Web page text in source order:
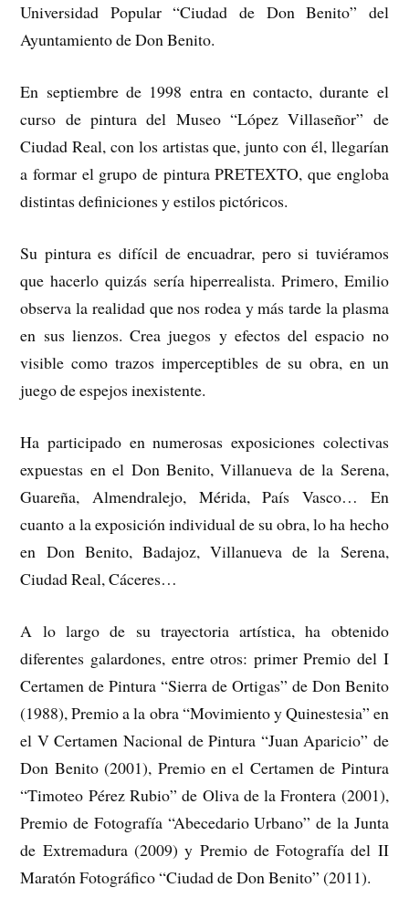
Universidad Popular “Ciudad de Don Benito” del
Ayuntamiento de Don Benito.
En septiembre de 1998 entra en contacto, durante el
curso de pintura del Museo “López Villaseñor” de
Ciudad Real, con los artistas que, junto con él, llegarían
a formar el grupo de pintura PRETEXTO, que engloba
distintas definiciones y estilos pictóricos.
Su pintura es difícil de encuadrar, pero si tuviéramos
que hacerlo quizás sería hiperrealista. Primero, Emilio
observa la realidad que nos rodea y más tarde la plasma
en sus lienzos. Crea juegos y efectos del espacio no
visible como trazos imperceptibles de su obra, en un
juego de espejos inexistente.
Ha participado en numerosas exposiciones colectivas
expuestas en el Don Benito, Villanueva de la Serena,
Guareña, Almendralejo, Mérida, País Vasco… En
cuanto a la exposición individual de su obra, lo ha hecho
en Don Benito, Badajoz, Villanueva de la Serena,
Ciudad Real, Cáceres…
A lo largo de su trayectoria artística, ha obtenido
diferentes galardones, entre otros: primer Premio del I
Certamen de Pintura “Sierra de Ortigas” de Don Benito
(1988), Premio a la obra “Movimiento y Quinestesia” en
el V Certamen Nacional de Pintura “Juan Aparicio” de
Don Benito (2001), Premio en el Certamen de Pintura
“Timoteo Pérez Rubio” de Oliva de la Frontera (2001),
Premio de Fotografía “Abecedario Urbano” de la Junta
de Extremadura (2009) y Premio de Fotografía del II
Maratón Fotográfico “Ciudad de Don Benito” (2011).